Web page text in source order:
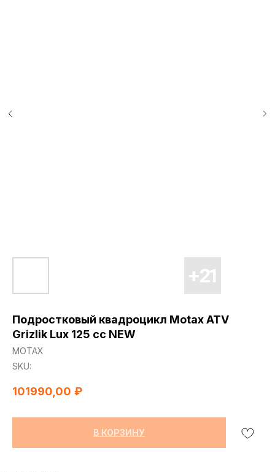
Подростковый квадроцикл Motax ATV
Grizlik Lux 125 сс NEW
МОТАХ
SKU:
101990,00 ₽
В КОРЗИНУ